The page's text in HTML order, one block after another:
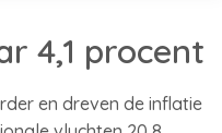
4,1 procent
en dreven de inflatie